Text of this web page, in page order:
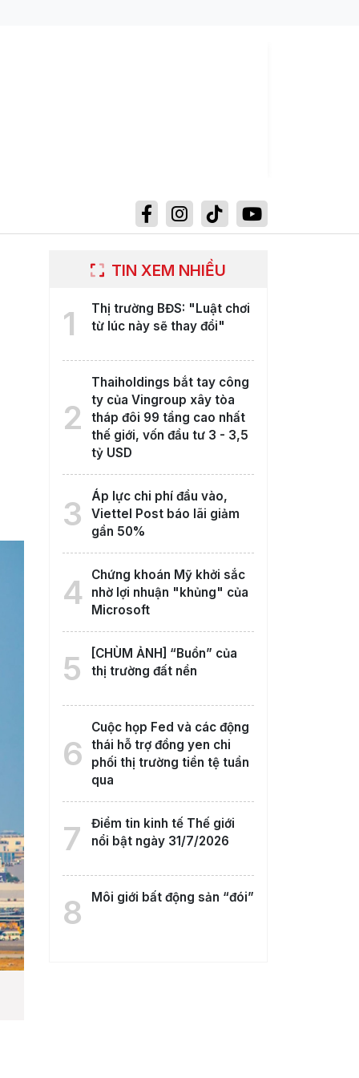
TIN XEM NHIỀU
1
Thị trường BĐS: "Luật chơi
từ lúc này sẽ thay đổi"
2
Thaiholdings bắt tay công
ty của Vingroup xây tòa
tháp đôi 99 tầng cao nhất
thế giới, vốn đầu tư 3 - 3,5
tỷ USD
3
Áp lực chi phí đầu vào,
Viettel Post báo lãi giảm
gần 50%
4
Chứng khoán Mỹ khởi sắc
nhờ lợi nhuận "khủng" của
Microsoft
5
[CHÙM ẢNH] “Buồn” của
thị trường đất nền
6
Cuộc họp Fed và các động
thái hỗ trợ đồng yen chi
phối thị trường tiền tệ tuần
qua
7
Điểm tin kinh tế Thế giới
nổi bật ngày 31/7/2026
8 Môi giới bất động sản “đói”